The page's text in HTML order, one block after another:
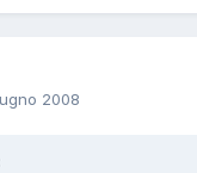
2008